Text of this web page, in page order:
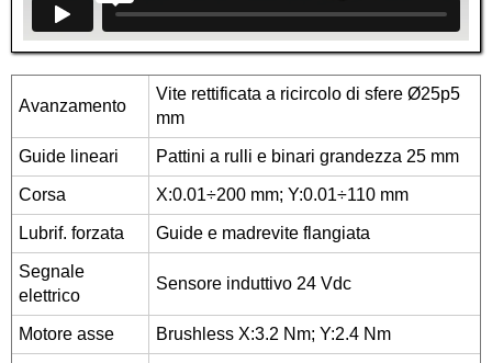
Avanzamento
Vite rettificata a ricircolo di sfere Ø25p5
mm
Guide lineari Pattini a rulli e binari grandezza 25 mm
Corsa X:0.01÷200 mm; Y:0.01÷110 mm
Lubrif. forzata Guide e madrevite flangiata
Segnale
elettrico
Sensore induttivo 24 Vdc
Motore asse Brushless X:3.2 Nm; Y:2.4 Nm